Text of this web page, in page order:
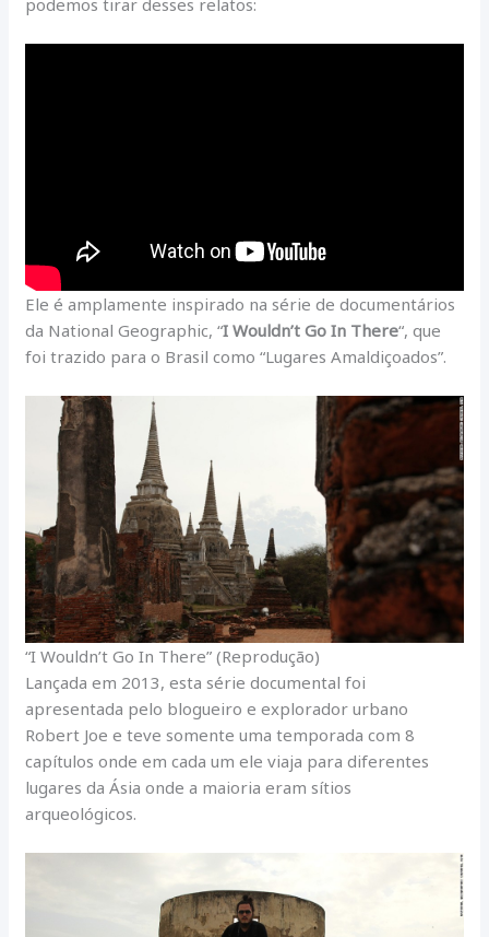
Ele é amplamente inspirado na série de documentários
da National Geographic, “I Wouldn’t Go In There“, que
foi trazido para o Brasil como “Lugares Amaldiçoados”.
“I Wouldn’t Go In There” (Reprodução)
Lançada em 2013, esta série documental foi
apresentada pelo blogueiro e explorador urbano
Robert Joe e teve somente uma temporada com 8
capítulos onde em cada um ele viaja para diferentes
lugares da Ásia onde a maioria eram sítios
arqueológicos.